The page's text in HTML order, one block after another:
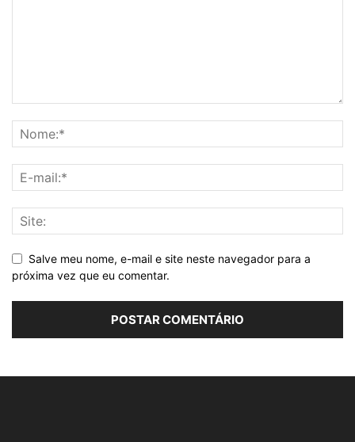
Salve meu nome, e-mail e site neste navegador para a
próxima vez que eu comentar.